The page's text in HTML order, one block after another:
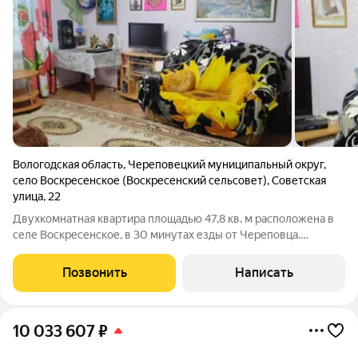
Вологодская область, Череповецкий муниципальный округ,
село Воскресенское (Воскресенский сельсовет),Советская
улица, 22
Двухкомнатная квартира площадью 47,8 кв. м расположена в
селе Воскресенское, в 30 минутах езды от Череповца.
комнаты, раздельный санузел и просторную лоджию, которая
может служить дополнительным
Позвонить Написать
10 033 607₽